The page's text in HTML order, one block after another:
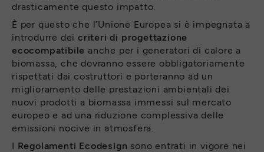
drasticamente questo impatto.
È per questo che l’Unione Europea si è impegnata a
introdurre deicriteri di progettazione
ecocompatibile anche per i generatori di calore a
biomassa, che dovranno essere obbligatoriamente
rispettati dai costruttori e porteranno ad un
miglioramento delle prestazioni ambientali dei
nuovi prodotti a biomassa immessi sul mercato
europeo e ad una riduzione complessiva delle
emissioni nocive in atmosfera.
I Regolamenti Ecodesign sono entrati in vigore nei